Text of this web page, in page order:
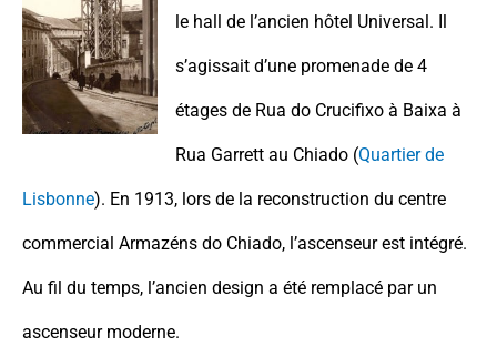
le hall de l’ancien hôtel Universal. Il
s’agissait d’une promenade de 4
étages de Rua do Crucifixo à Baixa à
Rua Garrett au Chiado (Quartier de
Lisbonne). En 1913, lors de la reconstruction du centre
commercial Armazéns do Chiado, l’ascenseur est intégré.
Au fil du temps, l’ancien design a été remplacé par un
ascenseur moderne.